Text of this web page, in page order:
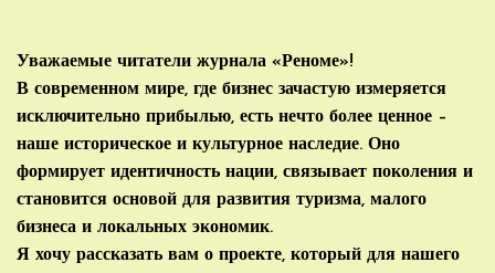
Уважаемые читатели журнала «Реноме»!
В современном мире, где бизнес зачастую измеряется
исключительно прибылью, есть нечто более ценное –
наше историческое и культурное наследие. Оно
формирует идентичность нации, связывает поколения и
становится основой для развития туризма, малого
бизнеса и локальных экономик.
Я хочу рассказать вам о проекте, который для нашего